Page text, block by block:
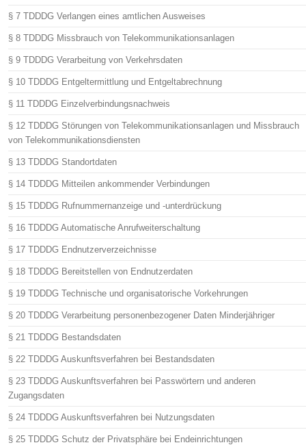
§ 7 TDDDG Verlangen eines amtlichen Ausweises
§ 8 TDDDG Missbrauch von Telekommunikationsanlagen
§ 9 TDDDG Verarbeitung von Verkehrsdaten
§ 10 TDDDG Entgeltermittlung und Entgeltabrechnung
§ 11 TDDDG Einzelverbindungsnachweis
§ 12 TDDDG Störungen von Telekommunikationsanlagen und Missbrauch
von Telekommunikationsdiensten
§ 13 TDDDG Standortdaten
§ 14 TDDDG Mitteilen ankommender Verbindungen
§ 15 TDDDG Rufnummernanzeige und -unterdrückung
§ 16 TDDDG Automatische Anrufweiterschaltung
§ 17 TDDDG Endnutzerverzeichnisse
§ 18 TDDDG Bereitstellen von Endnutzerdaten
§ 19 TDDDG Technische und organisatorische Vorkehrungen
§ 20 TDDDG Verarbeitung personenbezogener Daten Minderjähriger
§ 21 TDDDG Bestandsdaten
§ 22 TDDDG Auskunftsverfahren bei Bestandsdaten
§ 23 TDDDG Auskunftsverfahren bei Passwörtern und anderen
Zugangsdaten
§ 24 TDDDG Auskunftsverfahren bei Nutzungsdaten
§ 25 TDDDG Schutz der Privatsphäre bei Endeinrichtungen